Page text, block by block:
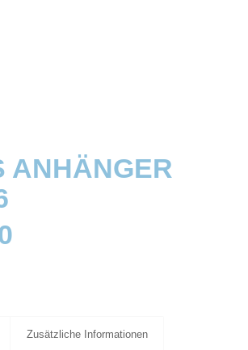
ANHÄNGER
Zusätzliche Informationen